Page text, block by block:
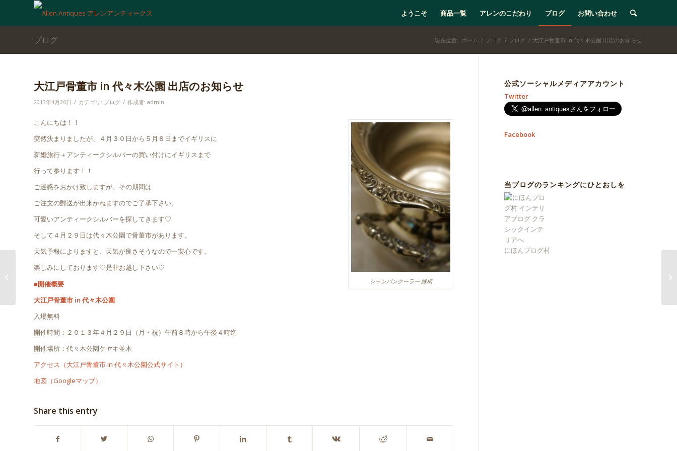
ようこそ 商品一覧 アレンのこだわり ブログ お問い合わせ
ブログ 現在位置: ホーム / ブログ / ブログ / 大江戸骨董市 in 代々木公園 出店のお知らせ
大江戸骨董市 in 代々木公園 出店のお知らせ
2013年4月26日 / カテゴリ: ブログ / 作成者: admin
シャンパンクーラー 縁柄
こんにちは！！
突然決まりましたが、４月３０日から５月８日までイギリスに
新婚旅行＋アンティークシルバーの買い付けにイギリスまで
行って参ります！！
ご迷惑をおかけ致しますが、その期間は
ご注文の郵送が出来かねますのでご了承下さい。
可愛いアンティークシルバーを探してきます♡
そして４月２９日は代々木公園で骨董市があります。
天気予報によりますと、天気が良さそうなので一安心です。
楽しみにしております♡是非お越し下さい♡
■開催概要
大江戸骨董市 in 代々木公園
入場無料
開催時間：２０１３年４月２９日（月・祝）午前８時から午後４時迄
開催場所：代々木公園ケヤキ並木
アクセス（大江戸骨董市 in 代々木公園公式サイト）
地図（Googleマップ）
Share this entry
公式ソーシャルメディアアカウント
Twitter
Facebook
当ブログのランキングにひとおしを
にほんブログ村
MatsonのジュエリーBOXを追加しま
した♡